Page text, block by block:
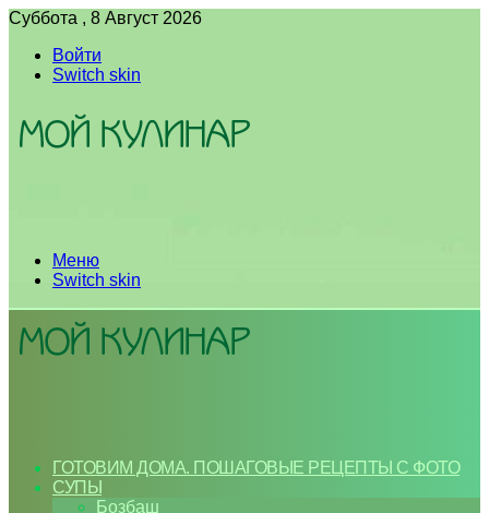
Суббота , 8 Август 2026
Войти
Switch skin
Меню
Switch skin
ГОТОВИМ ДОМА. ПОШАГОВЫЕ РЕЦЕПТЫ С ФОТО
СУПЫ
Бозбаш